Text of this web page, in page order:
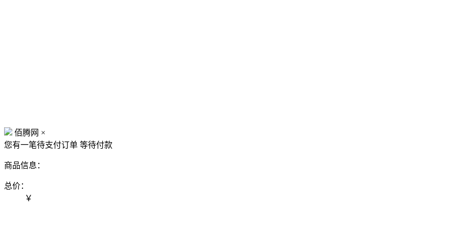
佰腾网 ×
您有一笔待支付订单 等待付款
商品信息：
总价：
￥